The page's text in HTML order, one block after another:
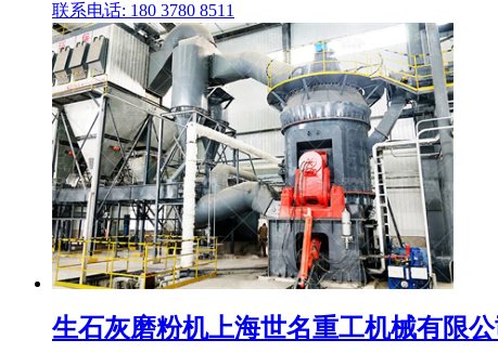
联系电话: 180 3780 8511
生石灰磨粉机上海世名重工机械有限公